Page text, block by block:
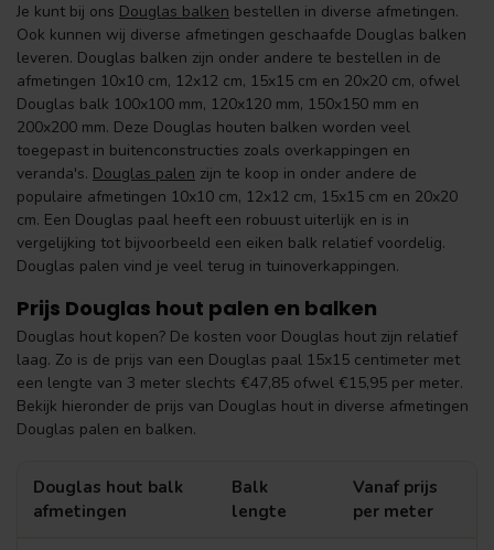
Je kunt bij ons Douglas balken bestellen in diverse afmetingen.
Ook kunnen wij diverse afmetingen geschaafde Douglas balken
leveren. Douglas balken zijn onder andere te bestellen in de
afmetingen 10x10 cm, 12x12 cm, 15x15 cm en 20x20 cm, ofwel
Douglas balk 100x100 mm, 120x120 mm, 150x150 mm en
200x200 mm. Deze Douglas houten balken worden veel
toegepast in buitenconstructies zoals overkappingen en
veranda's. Douglas palen zijn te koop in onder andere de
populaire afmetingen 10x10 cm, 12x12 cm, 15x15 cm en 20x20
cm. Een Douglas paal heeft een robuust uiterlijk en is in
vergelijking tot bijvoorbeeld een eiken balk relatief voordelig.
Douglas palen vind je veel terug in tuinoverkappingen.
Prijs Douglas hout palen en balken
Douglas hout kopen? De kosten voor Douglas hout zijn relatief
laag. Zo is de prijs van een Douglas paal 15x15 centimeter met
een lengte van 3 meter slechts €47,85 ofwel €15,95 per meter.
Bekijk hieronder de prijs van Douglas hout in diverse afmetingen
Douglas palen en balken.
Douglas hout balk
afmetingen
Balk
lengte
Vanaf prijs
per meter